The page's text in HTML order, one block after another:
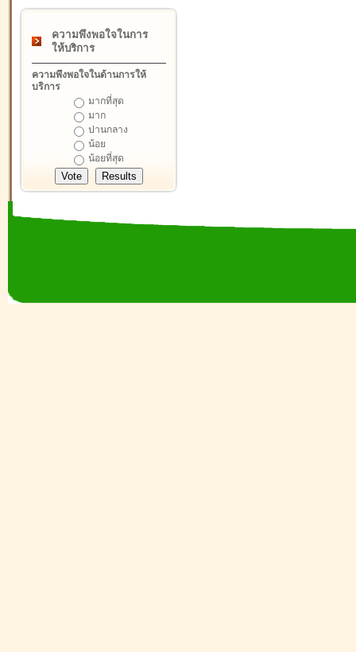
ความพึงพอใจในการ
ให้บริการ
ความพึงพอใจในด้านการให้
บริการ
มากที่สุด
มาก
ปานกลาง
น้อย
น้อยที่สุด